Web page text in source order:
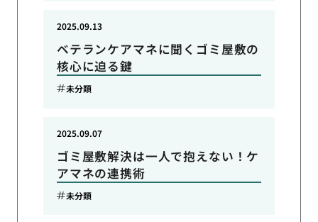
ベテランケアマネに聞くゴミ屋敷の
核心に迫る鍵
2025.09.13
未分類
ゴミ屋敷解決は一人で抱えない！ケ
アマネの連携術
2025.09.07
未分類